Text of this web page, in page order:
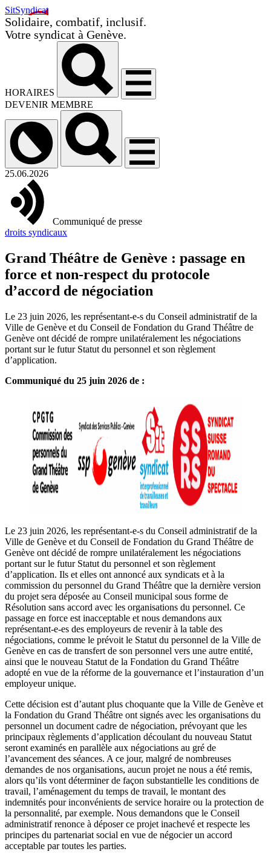
SitSyndicat
Solidaire, combatif, inclusif.
Votre syndicat à Genève.
HORAIRES
DEVENIR MEMBRE
25.06.2026
Communiqué de presse
droits syndicaux
Grand Théâtre de Genève : passage en
force et non-respect du protocole
d’accord de négociation
Le 23 juin 2026, les représentant-e-s du Conseil administratif de la
Ville de Genève et du Conseil de Fondation du Grand Théâtre de
Genève ont décidé de rompre unilatéralement les négociations
portant sur le futur Statut du personnel et son règlement
d’application.
Communiqué du 25 juin 2026 de :
Le 23 juin 2026, les représentant-e-s du Conseil administratif de la
Ville de Genève et du Conseil de Fondation du Grand Théâtre de
Genève ont décidé de rompre unilatéralement les négociations
portant sur le futur Statut du personnel et son règlement
d’application. Ils et elles ont annoncé aux syndicats et à la
commission du personnel du Grand Théâtre que la dernière version
du projet sera déposée au Conseil municipal sous forme de
Résolution sans accord avec les organisations du personnel. Ce
passage en force est inacceptable et nous demandons aux
représentant-e-es des employeurs de revenir à la table des
négociations, comme le prévoit le Statut du personnel de la Ville de
Genève en cas de transfert de son personnel vers une autre entité,
ainsi que le nouveau Statut de la Fondation du Grand Théâtre
adopté en vue de la réforme de la gouvernance et l’instauration d’un
employeur unique.
Cette décision est d’autant plus choquante que la Ville de Genève et
la Fondation du Grand Théâtre ont signés avec les organisations du
personnel un document cadre de négociation, prévoyant que les
principaux règlements d’application découlant du nouveau Statut
seront examinés en parallèle aux négociations au gré de
l’avancement des séances. A ce jour, malgré de nombreuses
demandes de nos organisations, aucun projet ne nous a été remis,
alors qu’ils vont déterminer de façon substantielle les conditions de
travail, l’aménagement du temps de travail, le montant des
indemnités pour inconvénients de service horaire ou la protection de
la personnalité, par exemple. Nous demandons que le Conseil
administratif renonce à déposer ce projet inachevé et respecte les
principes du partenariat social en vue de négocier un accord
acceptable par toutes les parties.